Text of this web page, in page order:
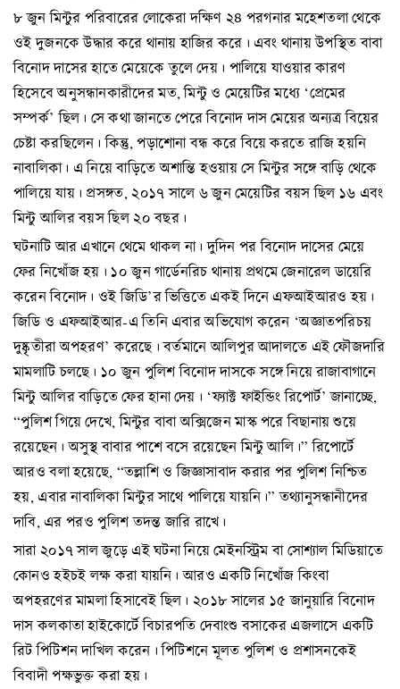
৮ জুন মিন্টুর পরিবারের লোকেরা দক্ষিণ ২৪ পরগনার মহেশতলা থেকে
ওই দুজনকে উদ্ধার করে থানায় হাজির করে। এবং থানায় উপস্থিত বাবা
বিনোদ দাসের হাতে মেয়েকে তুলে দেয়। পালিয়ে যাওয়ার কারণ
হিসেবে অনুসন্ধানকারীদের মত, মিন্টু ও মেয়েটির মধ্যে ‘প্রেমের
সম্পর্ক’ ছিল। সে কথা জানতে পেরে বিনোদ দাস মেয়ের অন্যত্র বিয়ের
চেষ্টা করছিলেন। কিন্তু, পড়াশোনা বন্ধ করে বিয়ে করতে রাজি হয়নি
নাবালিকা। এ নিয়ে বাড়িতে অশান্তি হওয়ায় সে মিন্টুর সঙ্গে বাড়ি থেকে
পালিয়ে যায়। প্রসঙ্গত, ২০১৭ সালে ৬ জুন মেয়েটির বয়স ছিল ১৬ এবং
মিন্টু আলির বয়স ছিল ২০ বছর।
ঘটনাটি আর এখানে থেমে থাকল না। দুদিন পর বিনোদ দাসের মেয়ে
ফের নিখোঁজ হয়। ১০ জুন গার্ডেনরিচ থানায় প্রথমে জেনারেল ডায়েরি
করেন বিনোদ। ওই জিডি’র ভিত্তিতে একই দিনে এফআইআরও হয়।
জিডি ও এফআইআর-এ তিনি এবার অভিযোগ করেন ‘অজ্ঞাতপরিচয়
দুষ্কৃতীরা অপহরণ’ করেছে। বর্তমানে আলিপুর আদালতে এই ফৌজদারি
মামলাটি চলছে। ১০ জুন পুলিশ বিনোদ দাসকে সঙ্গে নিয়ে রাজাবাগানে
মিন্টু আলির বাড়িতে ফের হানা দেয়। ‘ফ্যাক্ট ফাইন্ডিং রিপোর্ট’ জানাচ্ছে,
“পুলিশ গিয়ে দেখে, মিন্টুর বাবা অক্সিজেন মাস্ক পরে বিছানায় শুয়ে
রয়েছেন। অসুস্থ বাবার পাশে বসে রয়েছেন মিন্টু আলি।” রিপোর্টে
আরও বলা হয়েছে, “তল্লাশি ও জিজ্ঞাসাবাদ করার পর পুলিশ নিশ্চিত
হয়, এবার নাবালিকা মিন্টুর সাথে পালিয়ে যায়নি।” তথ্যানুসন্ধানীদের
দাবি, এর পরও পুলিশ তদন্ত জারি রাখে।
সারা ২০১৭ সাল জুড়ে এই ঘটনা নিয়ে মেইনস্ট্রিম বা সোশ্যাল মিডিয়াতে
কোনও হইচই লক্ষ করা যায়নি। আরও একটি নিখোঁজ কিংবা
অপহরণের মামলা হিসাবেই ছিল। ২০১৮ সালের ১৫ জানুয়ারি বিনোদ
দাস কলকাতা হাইকোর্টে বিচারপতি দেবাংশু বসাকের এজলাসে একটি
রিট পিটিশন দাখিল করেন। পিটিশনে মূলত পুলিশ ও প্রশাসনকেই
বিবাদী পক্ষভুক্ত করা হয়।